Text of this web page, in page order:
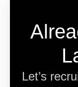
Let’s